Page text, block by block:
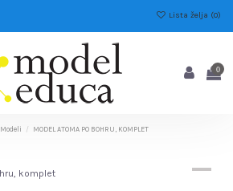
Lista želja (0)
0
Modeli MODEL ATOMA PO BOHRU, KOMPLET